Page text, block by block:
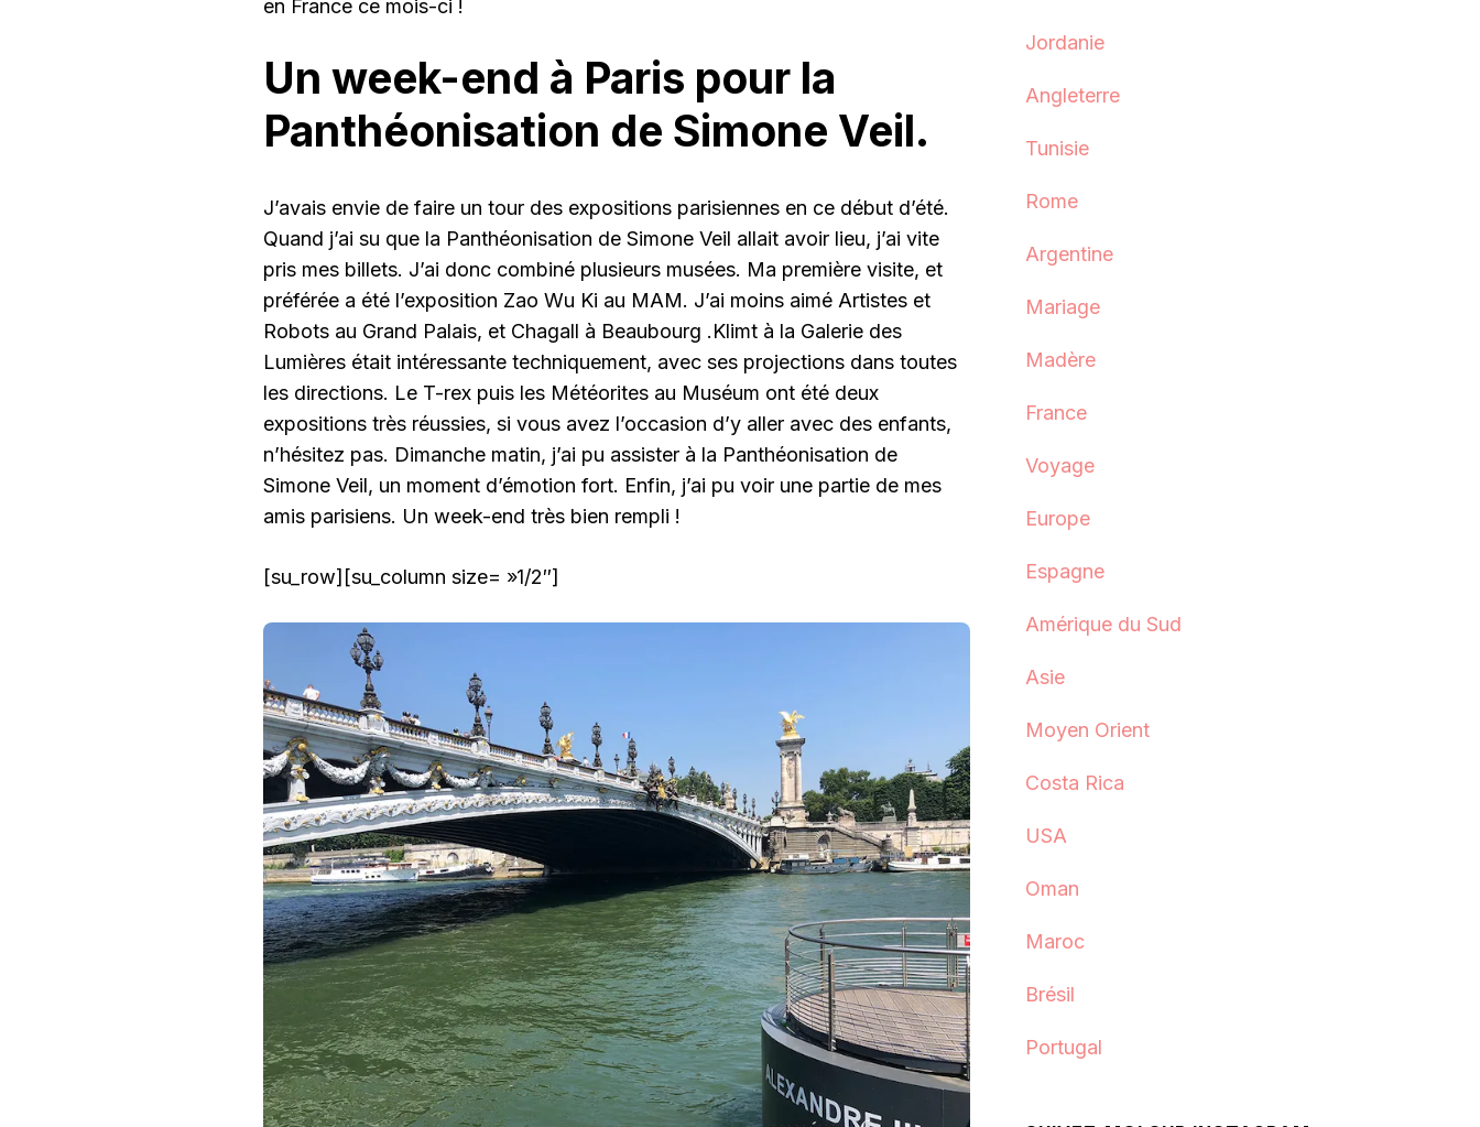
en France ce mois-ci !
Un week-end à Paris pour la
Panthéonisation de Simone Veil.
J’avais envie de faire un tour des expositions parisiennes en ce début d’été.
Quand j’ai su que la Panthéonisation de Simone Veil allait avoir lieu, j’ai vite
pris mes billets. J’ai donc combiné plusieurs musées. Ma première visite, et
préférée a été l’exposition Zao Wu Ki au MAM. J’ai moins aimé Artistes et
Robots au Grand Palais, et Chagall à Beaubourg .Klimt à la Galerie des
Lumières était intéressante techniquement, avec ses projections dans toutes
les directions. Le T-rex puis les Météorites au Muséum ont été deux
expositions très réussies, si vous avez l’occasion d’y aller avec des enfants,
n’hésitez pas. Dimanche matin, j’ai pu assister à la Panthéonisation de
Simone Veil, un moment d’émotion fort. Enfin, j’ai pu voir une partie de mes
amis parisiens. Un week-end très bien rempli !
[su_row][su_column size= »1/2″]
Jordanie
Angleterre
Tunisie
Rome
Argentine
Mariage
Madère
France
Voyage
Europe
Espagne
Amérique du Sud
Asie
Moyen Orient
Costa Rica
USA
Oman
Maroc
Brésil
Portugal